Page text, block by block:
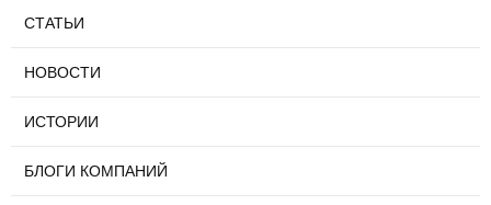
СТАТЬИ
НОВОСТИ
ИСТОРИИ
БЛОГИ КОМПАНИЙ